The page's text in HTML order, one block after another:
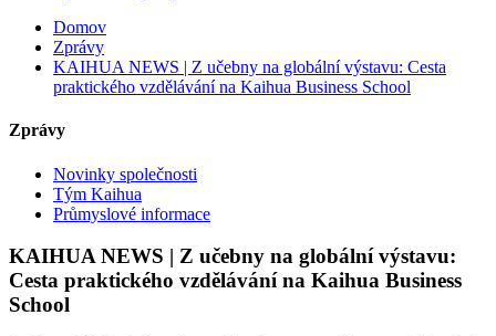
Domov
Zprávy
KAIHUA NEWS | Z učebny na globální výstavu: Cesta
praktického vzdělávání na Kaihua Business School
Zprávy
Novinky společnosti
Tým Kaihua
Průmyslové informace
KAIHUA NEWS | Z učebny na globální výstavu:
Cesta praktického vzdělávání na Kaihua Business
School